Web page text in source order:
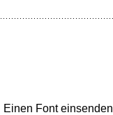
Einen Font einsenden